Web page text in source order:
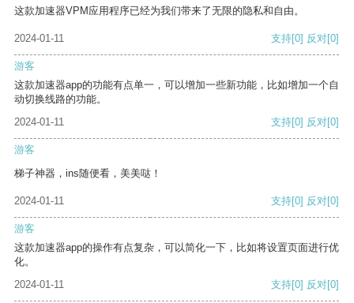
这款加速器VPM应用程序已经为我们带来了无限的隐私和自由。
2024-01-11 支持[0] 反对[0]
游客
这款加速器app的功能有点单一，可以增加一些新功能，比如增加一个自
动切换线路的功能。
2024-01-11
支持[0] 反对[0]
游客
梯子神器，ins随便看，美美哒！
2024-01-11 支持[0] 反对[0]
游客
这款加速器app的操作有点复杂，可以简化一下，比如将设置页面进行优
化。
2024-01-11
支持[0] 反对[0]